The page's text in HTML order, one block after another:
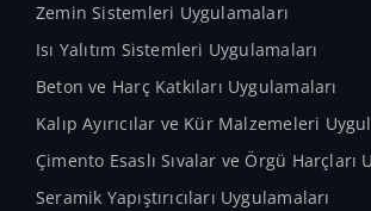
Zemin Sistemleri Uygulamaları
Isı Yalıtım Sistemleri Uygulamaları
Beton ve Harç Katkıları Uygulamaları
Kalıp Ayırıcılar ve Kür Malzemeleri
Çimento Esaslı Sıvalar ve Örgü Harçları
Seramik Yapıştırıcıları Uygulamaları